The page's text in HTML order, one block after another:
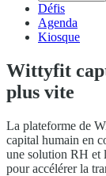
Défis
Agenda
Kiosque
Wittyfit
plus vite
La plateforme de
capital humain en
une solution RH et
pour accélérer la